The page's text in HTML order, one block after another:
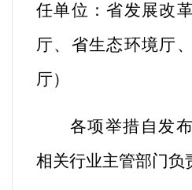
任单位：省发展改
厅、省生态环境厅
厅）
各项举措自发
相关行业主管部门负